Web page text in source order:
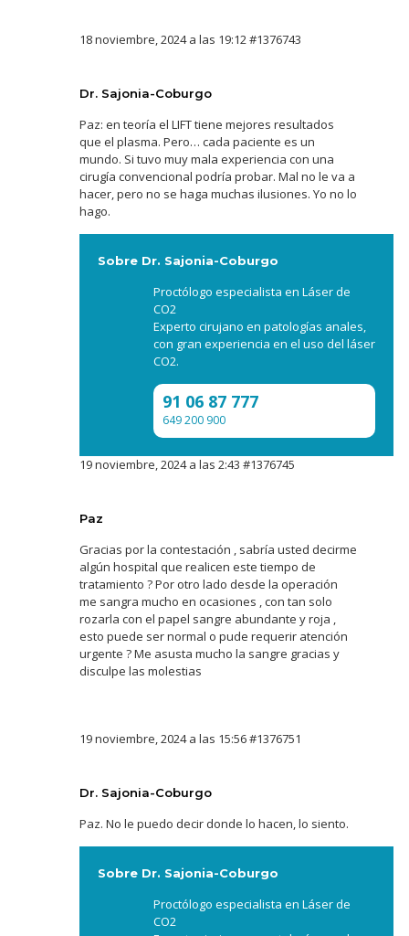
18 noviembre, 2024 a las 19:12#1376743
Dr. Sajonia-Coburgo
Paz: en teoría el LIFT tiene mejores resultados
que el plasma. Pero… cada paciente es un
mundo. Si tuvo muy mala experiencia con una
cirugía convencional podría probar. Mal no le va a
hacer, pero no se haga muchas ilusiones. Yo no lo
hago.
Sobre Dr. Sajonia-Coburgo
Proctólogo especialista en Láser de
CO2
Experto cirujano en patologías anales,
con gran experiencia en el uso del láser
CO2.
91 06 87 777
649 200 900
19 noviembre, 2024 a las 2:43 #1376745
Paz
Gracias por la contestación , sabría usted decirme
algún hospital que realicen este tiempo de
tratamiento ? Por otro lado desde la operación
me sangra mucho en ocasiones , con tan solo
rozarla con el papel sangre abundante y roja ,
esto puede ser normal o pude requerir atención
urgente ? Me asusta mucho la sangre gracias y
disculpe las molestias
19 noviembre, 2024 a las 15:56#1376751
Dr. Sajonia-Coburgo
Paz. No le puedo decir donde lo hacen, lo siento.
Sobre Dr. Sajonia-Coburgo
Proctólogo especialista en Láser de
CO2